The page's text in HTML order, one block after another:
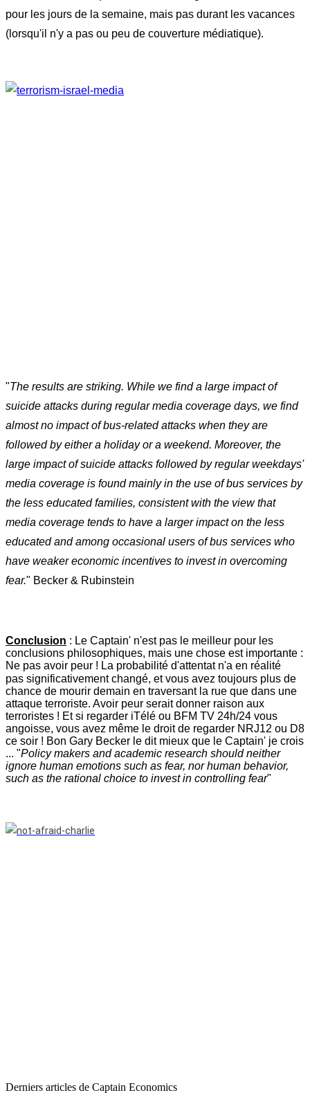
pour les jours de la semaine, mais pas durant les vacances
(lorsqu'il n'y a pas ou peu de couverture médiatique).
"The results are striking. While we find a large impact of
suicide attacks during regular media coverage days, we find
almost no impact of bus-related attacks when they are
followed by either a holiday or a weekend. Moreover, the
large impact ofsuicide attacks followed by regular weekdays'
media coverage is found mainly in the use of bus services by
the less educated families, consistent with the view that
media coverage tends to have a larger impact on the less
educated and among occasional users of bus services who
have weaker economic incentives to invest in overcoming
fear." Becker & Rubinstein
Conclusion : Le Captain' n'est pas le meilleur pour les
conclusions philosophiques, mais une chose est importante :
Ne pas avoir peur ! La probabilité d'attentat n'a en réalité
pas significativementchangé, et vous avez toujours plus de
chance de mourir demain en traversant la rue que dans une
attaque terroriste. Avoir peur serait donner raison aux
terroristes ! Et si regarder iTélé ou BFM TV 24h/24 vous
angoisse, vous avez même le droit de regarder NRJ12 ou D8
ce soir ! Bon Gary Becker le dit mieux que le Captain' je crois
... "Policy makers and academic research should neither
ignore human emotions such as fear, nor human behavior,
such as the rational choice to invest in controlling fear"
Derniers articles de Captain Economics